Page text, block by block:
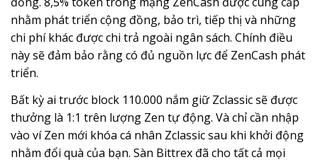
nhằm phát triển cộng đồng, bảo trì, tiếp thị và những
chi phí khác được chi trả ngoài ngân sách. Chính điều
này sẽ đảm bảo rằng có đủ nguồn lực để ZenCash phát
triển.
Bất kỳ ai trước block 110.000 nắm giữ Zclassic sẽ được
thưởng là 1:1 trên lượng Zen tự động. Và chỉ cần nhập
vào ví Zen mới khóa cá nhân Zclassic sau khi khởi động
nhằm đổi quà của bạn. Sàn Bittrex đã cho tất cả mọi